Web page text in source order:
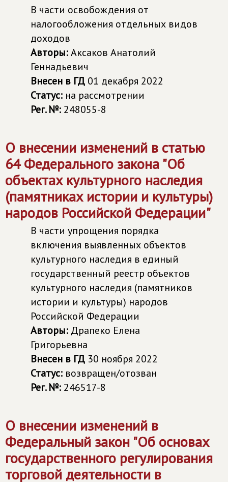
В части освобождения от
налогообложения отдельных видов
доходов
Авторы:Аксаков Анатолий
Геннадьевич
Внесен в ГД 01 декабря 2022
Статус: на рассмотрении
Рег. №: 248055-8
О внесении изменений в статью
64 Федерального закона "Об
объектах культурного наследия
(памятниках истории и культуры)
народов Российской Федерации"
В части упрощения порядка
включения выявленных объектов
культурного наследия в единый
государственный реестр объектов
культурного наследия (памятников
истории и культуры) народов
Российской Федерации
Авторы: Драпеко Елена
Григорьевна
Внесен в ГД 30 ноября 2022
Статус: возвращен/отозван
Рег. №: 246517-8
О внесении изменений в
Федеральный закон "Об основах
государственного регулирования
торговой деятельности в